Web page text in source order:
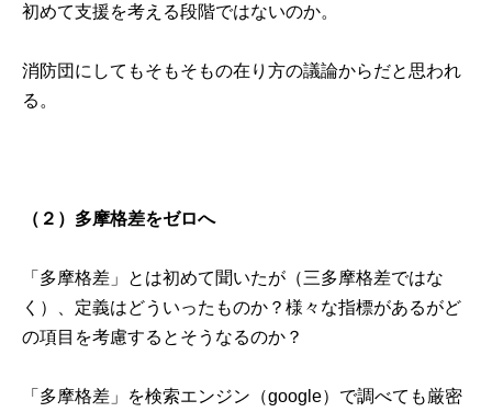
初めて支援を考える段階ではないのか。
消防団にしてもそもそもの在り方の議論からだと思われ
る。
（２）多摩格差をゼロへ
「多摩格差」とは初めて聞いたが（三多摩格差ではな
く）、定義はどういったものか？様々な指標があるがど
の項目を考慮するとそうなるのか？
「多摩格差」を検索エンジン（google）で調べても厳密